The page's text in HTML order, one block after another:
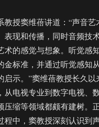
教授窦维蓓讲道：“声音艺
表现和传播，同时音频技
术的感觉与想象。听觉感
金标准，并通过听觉感知
启示。”窦维蓓教授长久以
从电视专业到数字电视、数
压缩等领域都颇有建树。
程中，窦教授深刻认识到